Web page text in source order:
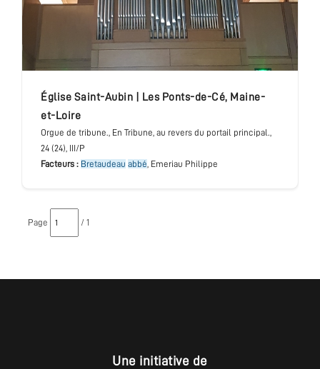
église Saint-Aubin Les Ponts-de-Cé, Maine-
et-Loire
Orgue de tribune., En Tribune, au revers du portail principal.,
24 (24), III/P
Facteurs : Bretaudeau abbé, Emeriau Philippe
Page / 1
Une initiative de